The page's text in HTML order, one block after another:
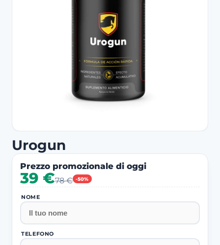
Urogun
Prezzo promozionale di oggi
-50%
39 €78 €
NOME
TELEFONO